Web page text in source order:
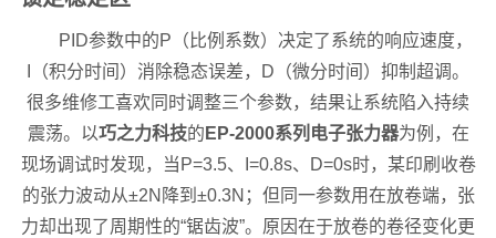
PID参数中的P（比例系数）决定了系统的响应速度，
I（积分时间）消除稳态误差，D（微分时间）抑制超调。
很多维修工喜欢同时调整三个参数，结果让系统陷入持续
震荡。以巧之力科技的 EP-2000系列电子张力器为例，在
现场调试时发现，当P=3.5、I=0.8s、D=0s时，某印刷收卷
的张力波动从±2N降到±0.3N；但同一参数用在放卷端，张
力却出现了周期性的“锯齿波”。原因在于放卷的卷径变化更